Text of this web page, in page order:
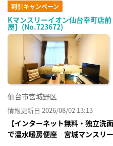
割引キャンペーン
Kマンスリーイオン仙台幸町店
屋】(No.723672)
仙台市宮城野区
情報更新日 2026/08/02 13:13
【インターネット無料・独立洗
で温水暖房便座 宮城マンスリ